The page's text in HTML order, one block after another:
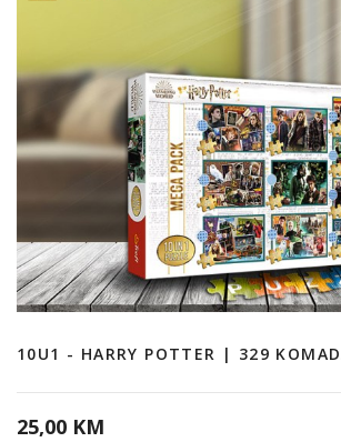
10U1 - HARRY POTTER | 329
25,00 KM